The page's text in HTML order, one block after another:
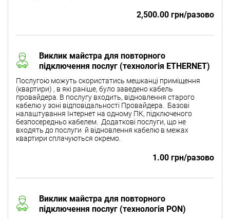
2,500.00 грн/разово
Виклик майстра для повторного
підключення послуг (технологія ETHERNET)
Послугою можуть скористатись мешканці приміщення
(квартири) , в які раніше, було заведено кабель
провайдера. В послугу входить, відновлення старого
кабелю у зоні відповідальності Провайдера. Базові
налаштування Інтернет на одному ПК, підключеного
безпосередньо кабелем. Додаткові послуги, що не
входять до послуги й відновлення кабелю в межах
квартири сплачуються окремо.
1.00 грн/разово
Виклик майстра для повторного
підключення послуг (технологія PON)